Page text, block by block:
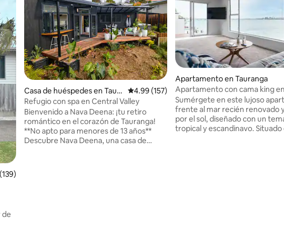
promedio: 4.96 de 5, 139 reseñas
de
Casa de huéspedes en Taura
nga
Calificación promedio: 4.99 de 5, 157 reseñas
4.99 (157)
Refugio con spa en Central Valley
Bienvenido a Nava Deena: ¡tu retiro
romántico en el corazón de Tauranga!
**No apto para menores de 13 años**
Descubre Nava Deena, una casa de
Apartamento en Tauranga
Apartamento con cama king
superior frente al mar
Sumérgete en este lujoso
frente al mar recién renovado
por el sol, diseñado con un
tropical y escandinavo. Situado